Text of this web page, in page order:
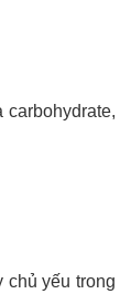
chủ yếu trong